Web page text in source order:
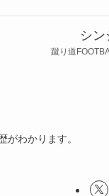
シン
蹴り道
がわかります。